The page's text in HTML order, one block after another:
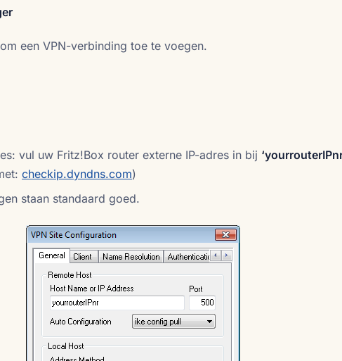
een VPN-verbinding toe te voegen.
vul uw Fritz!Box router externe IP-adres in bij
checkip.dyndns.com)
staan standaard goed.